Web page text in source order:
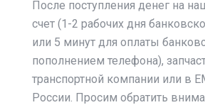
После поступления денег на
счет (1-2 рабочих дня
или 5 минут для оплаты
пополнением телефона),
транспортной компании или в
России. Просим обратить